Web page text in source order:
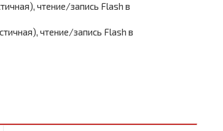
чтение/запись Flash в
чтение/запись Flash в